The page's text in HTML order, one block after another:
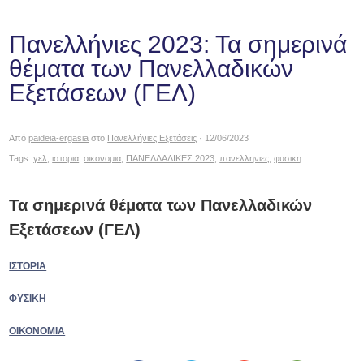
Πανελλήνιες 2023: Τα σημερινά
θέματα των Πανελλαδικών
Εξετάσεων (ΓΕΛ)
Απόpaideia-ergasia στο Πανελλήνιες Εξετάσεις · 12/06/2023
Tags:γελ ,ιστορια ,οικονομια ΠΑΝΕΛΛΑΔΙΚΕΣ 2023 ,πανελληνιες ,φυσικη
Τα σημερινά θέματα των Πανελλαδικών
Εξετάσεων (ΓΕΛ)
ΙΣΤΟΡΙΑ
ΦΥΣΙΚΗ
ΟΙΚΟΝΟΜΙΑ